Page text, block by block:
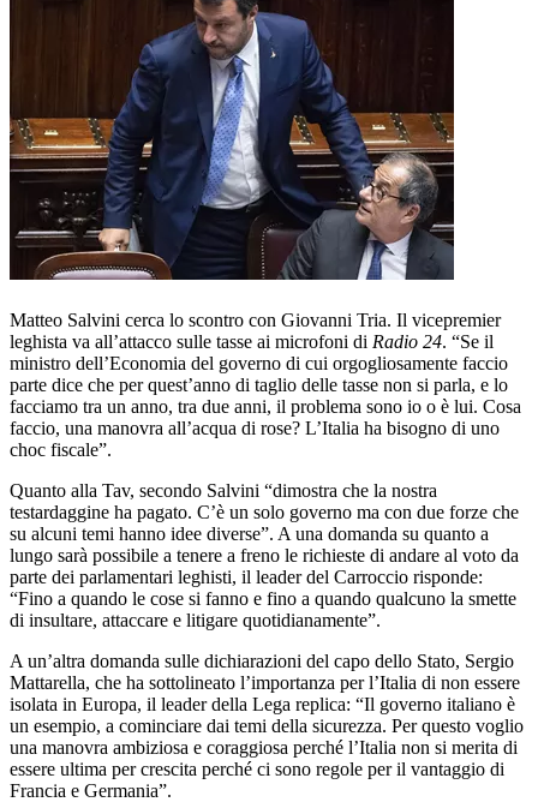
Matteo Salvini cerca lo scontro con Giovanni Tria. Il vicepremier
leghista va all’attacco sulle tasse ai microfoni di Radio 24. “Se il
ministro dell’Economia del governo di cui orgogliosamente faccio
parte dice che per quest’anno di taglio delle tasse non si parla, e lo
facciamo tra un anno, tra due anni, il problema sono io o è lui. Cosa
faccio, una manovra all’acqua di rose? L’Italia ha bisogno di uno
choc fiscale”.
Quanto alla Tav, secondo Salvini “dimostra che la nostra
testardaggine ha pagato. C’è un solo governo ma con due forze che
su alcuni temi hanno idee diverse”. A una domanda su quanto a
lungo sarà possibile a tenere a freno le richieste di andare al voto da
parte dei parlamentari leghisti, il leader del Carroccio risponde:
“Fino a quando le cose si fanno e fino a quando qualcuno la smette
di insultare, attaccare e litigare quotidianamente”.
A un’altra domanda sulle dichiarazioni del capo dello Stato, Sergio
Mattarella, che ha sottolineato l’importanza per l’Italia di non essere
isolata in Europa, il leader della Lega replica: “Il governo italiano è
un esempio, a cominciare dai temi della sicurezza. Per questo voglio
una manovra ambiziosa e coraggiosa perché l’Italia non si merita di
essere ultima per crescita perché ci sono regole per il vantaggio di
Francia e Germania”.